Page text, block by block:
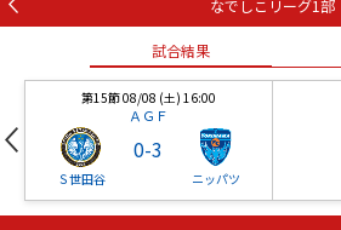
なでしこリーグ1部
試合結果
第15節 08/08 (土) 16:00
ＡＧＦ
Ｓ世田谷
0-3
ニッパツ